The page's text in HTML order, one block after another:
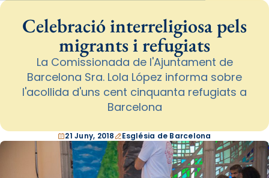
Celebració interreligiosa pels
migrants i refugiats
La Comissionada de l'Ajuntament de
Barcelona Sra. Lola López informa sobre
l'acollida d'uns cent cinquanta refugiats a
Barcelona
21 Juny, 2018 Església de Barcelona